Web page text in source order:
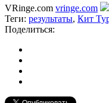
VRinge.com vringe.com
Теги: результаты, Кит
Поделиться: